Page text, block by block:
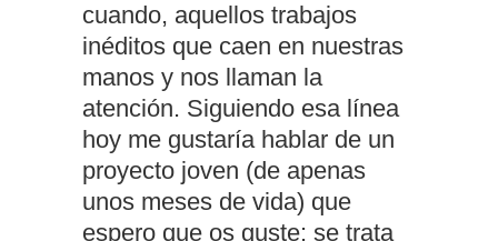
cuando, aquellos trabajos
inéditos que caen en nuestras
manos y nos llaman la
atención. Siguiendo esa línea
hoy me gustaría hablar de un
proyecto joven (de apenas
unos meses de vida) que
espero que os guste: se trata